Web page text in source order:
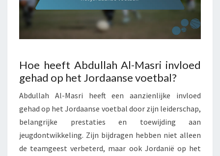
Hoe heeft Abdullah Al-Masri invloed
gehad op het Jordaanse voetbal?
Abdullah Al-Masri heeft een aanzienlijke invloed
gehad op het Jordaanse voetbal door zijn leiderschap,
belangrijke prestaties en toewijding aan
jeugdontwikkeling. Zijn bijdragen hebben niet alleen
de teamgeest verbeterd, maar ook Jordanië op het